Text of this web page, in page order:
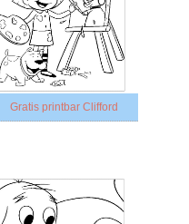
Gratis printbar Clifford